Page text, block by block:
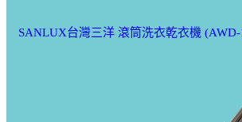
SANLUX台灣三洋 滾筒洗衣乾衣機